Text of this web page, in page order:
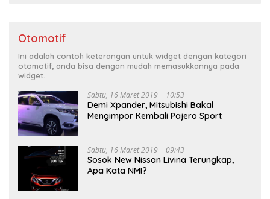
Otomotif
Ini adalah contoh keterangan untuk widget dengan kategori
otomotif, anda bisa dengan mudah memasukkannya pada
widget.
Sabtu, 16 Maret 2019 | 10:53
Demi Xpander, Mitsubishi Bakal
Mengimpor Kembali Pajero Sport
Sabtu, 16 Maret 2019 | 09:43
Sosok New Nissan Livina Terungkap,
Apa Kata NMI?